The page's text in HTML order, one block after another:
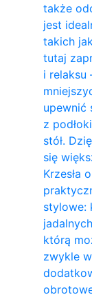
także
jest
takich
tutaj
i relaksu
upewnić
z
stół.
się
Krzesła
stylowe:
którą
zwykle